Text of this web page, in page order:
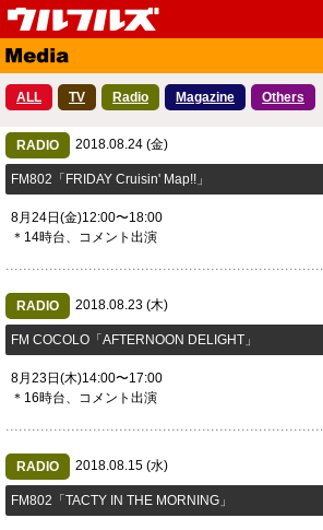
Top
Media Live
Profile
Fanclub
Contact
ALL TV Radio Magazine Others
RADIO 2018.08.24 (金)
​FM802「FRIDAY Cruisin' Map!!」
8月24日(金)12:00〜18:00
＊14時台、コメント出演
RADIO 2018.08.23 (木)
​FM COCOLO「AFTERNOON DELIGHT」
8月23日(木)14:00〜17:00
＊16時台、コメント出演
RADIO 2018.08.15 (水)
FM802「TACTY IN THE MORNING」